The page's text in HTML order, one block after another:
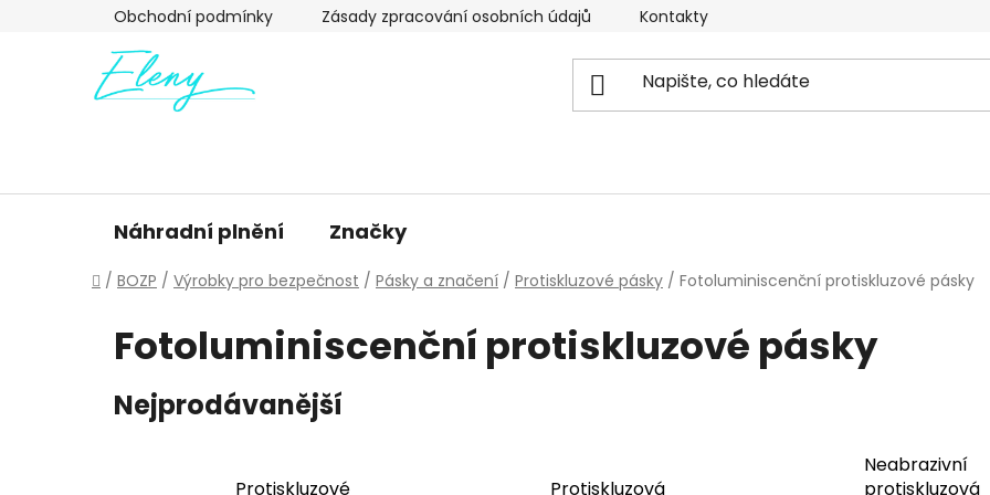
Obchodní podmínky Zásady zpracování osobních údajů Kontakty
Náhradní plnění Značky
Domů
/ BOZP / Výrobky pro bezpečnost / Pásky a značení / Protiskluzové pásky / Fotoluminiscenční protiskluzové pásky
Fotoluminiscenční protiskluzové pásky
Nejprodávanější
Protiskluzové
Protiskluzová
Neabrazivní
protiskluzová